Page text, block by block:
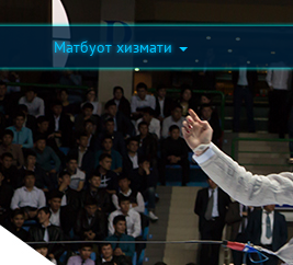
Матбуот хизмати